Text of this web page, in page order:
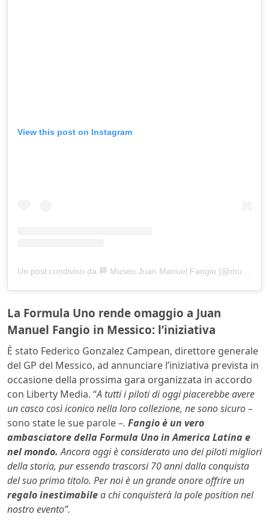
View this post on Instagram
La Formula Uno rende omaggio a Juan
Manuel Fangio in Messico: l’iniziativa
È stato Federico Gonzalez Campean, direttore generale
del GP del Messico, ad annunciare l’iniziativa prevista in
occasione della prossima gara organizzata in accordo
con Liberty Media. “A tutti i piloti di oggi piacerebbe avere
un casco così iconico nella loro collezione, ne sono sicuro–
sono state le sue parole –. Fangio è un vero
ambasciatore della Formula Uno in America Latina e
nel mondo. Ancora oggi è considerato uno dei piloti migliori
della storia, pur essendo trascorsi 70 anni dalla conquista
del suo primo titolo. Per noi è un grande onore offrire un
regalo inestimabilea chi conquisterà la pole position nel
nostro evento”.